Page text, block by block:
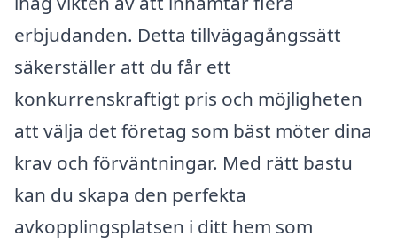
erbjudanden. Detta tillvägagångssätt
säkerställer att du får ett
konkurrenskraftigt pris och möjligheten
att välja det företag som bäst möter dina
krav och förväntningar. Med rätt bastu
kan du skapa den perfekta
avkopplingsplatsen i ditt hem som